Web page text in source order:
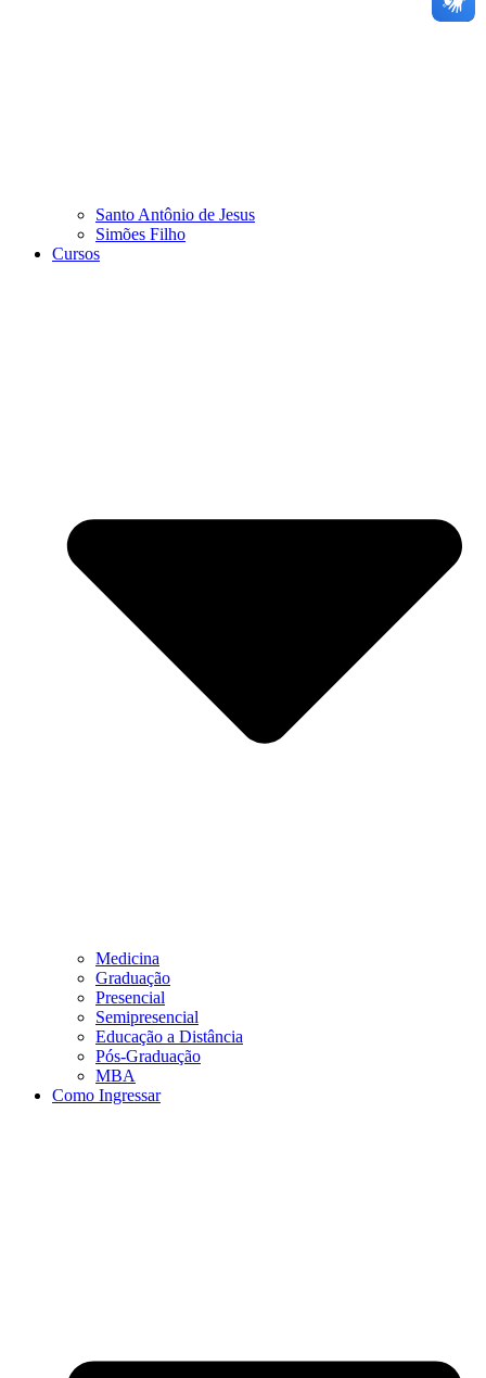
Santo Antônio de Jesus
Simões Filho
Cursos
Medicina
Graduação
Presencial
Semipresencial
Educação a Distância
Pós-Graduação
MBA
Como Ingressar